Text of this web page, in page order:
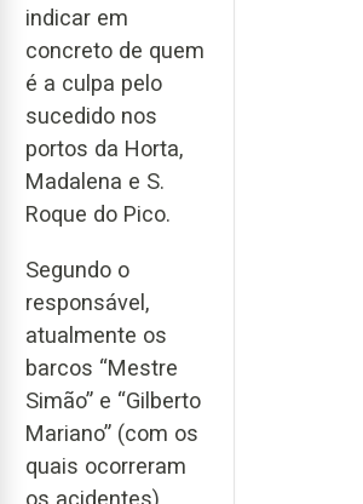
indicar em
concreto de quem
é a culpa pelo
sucedido nos
portos da Horta,
Madalena e S.
Roque do Pico.
Segundo o
responsável,
atualmente os
barcos “Mestre
Simão” e “Gilberto
Mariano” (com os
quais ocorreram